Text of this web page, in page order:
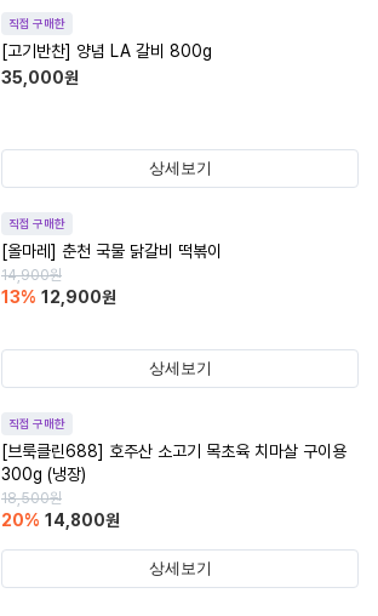
직접 구매한
[고기반찬] 양념 LA 갈비 800g
35,000원
상세보기
직접 구매한
[올마레] 춘천 국물 닭갈비 떡볶이
14,900원
13% 12,900원
상세보기
직접 구매한
[브룩클린688] 호주산 소고기 목초육 치마살 구이용
300g (냉장)
18,500원
20% 14,800원
상세보기